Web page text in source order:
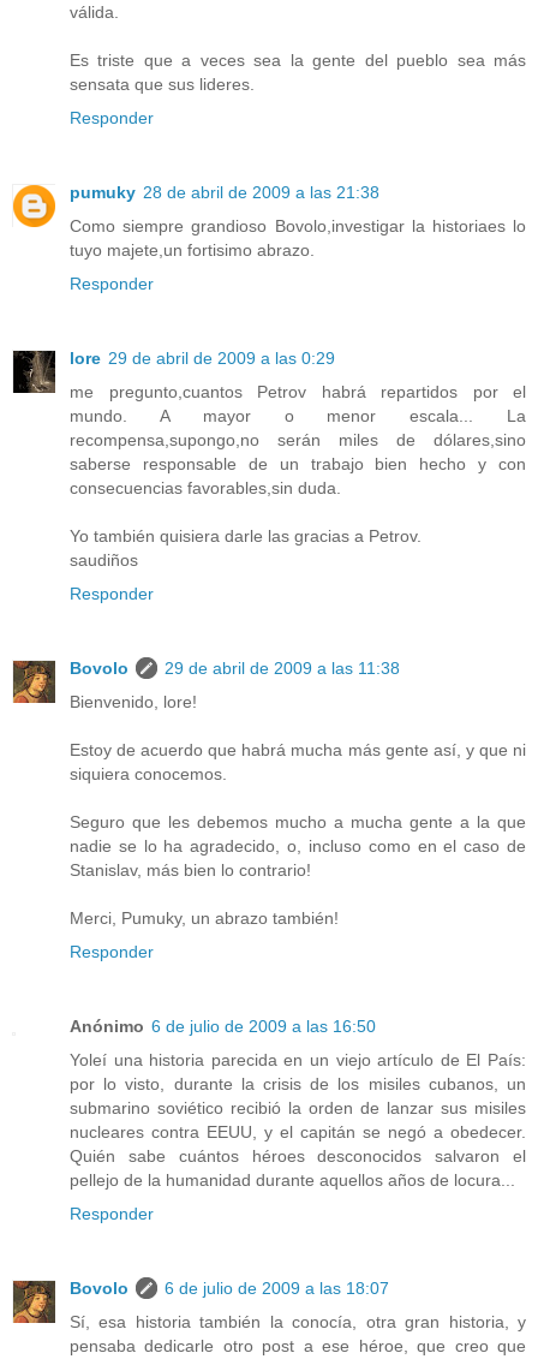
válida.
Es triste que a veces sea la gente del pueblo sea más
sensata que sus lideres.
Responder
pumuky 28 de abril de 2009 a las 21:38
Como siempre grandioso Bovolo,investigar la historiaes lo
tuyo majete,un fortisimo abrazo.
Responder
lore 29 de abril de 2009 a las 0:29
me pregunto,cuantos Petrov habrá repartidos por el
mundo. A mayor o menor escala... La
recompensa,supongo,no serán miles de dólares,sino
saberse responsable de un trabajo bien hecho y con
consecuencias favorables,sin duda.
Yo también quisiera darle las gracias a Petrov.
saudiños
Responder
Bovolo
29 de abril de 2009 a las 11:38
Bienvenido, lore!
Estoy de acuerdo que habrá mucha más gente así, y que ni
siquiera conocemos.
Seguro que les debemos mucho a mucha gente a la que
nadie se lo ha agradecido, o, incluso como en el caso de
Stanislav, más bien lo contrario!
Merci, Pumuky, un abrazo también!
Responder
Anónimo 6 de julio de 2009 a las 16:50
Yoleí una historia parecida en un viejo artículo de El País:
por lo visto, durante la crisis de los misiles cubanos, un
submarino soviético recibió la orden de lanzar sus misiles
nucleares contra EEUU, y el capitán se negó a obedecer.
Quién sabe cuántos héroes desconocidos salvaron el
pellejo de la humanidad durante aquellos años de locura...
Responder
Bovolo
6 de julio de 2009 a las 18:07
Sí, esa historia también la conocía, otra gran historia, y
pensaba dedicarle otro post a ese héroe, que creo que